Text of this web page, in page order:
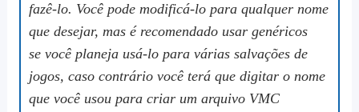
fazê-lo. Você pode modificá-lo para qualquer nome
que desejar, mas é recomendado usar genéricos
se você planeja usá-lo para várias salvações de
jogos, caso contrário você terá que digitar o nome
que você usou para criar um arquivo VMC